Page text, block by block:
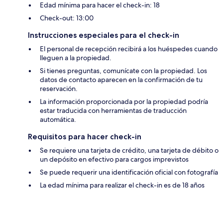
Edad mínima para hacer el check-in: 18
Check-out: 13:00
Instrucciones especiales para el check-in
El personal de recepción recibirá a los huéspedes cuando
lleguen a la propiedad.
Si tienes preguntas, comunícate con la propiedad. Los
datos de contacto aparecen en la confirmación de tu
reservación.
La información proporcionada por la propiedad podría
estar traducida con herramientas de traducción
automática.
Requisitos para hacer check-in
Se requiere una tarjeta de crédito, una tarjeta de débito o
un depósito en efectivo para cargos imprevistos
Se puede requerir una identificación oficial con fotografía
La edad mínima para realizar el check-in es de 18 años